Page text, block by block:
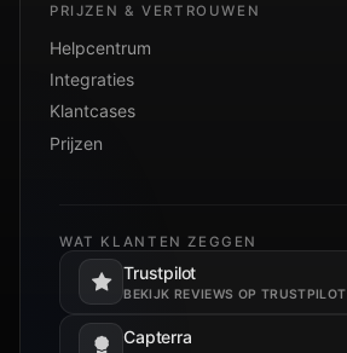
PRIJZEN & VERTROUWEN
Helpcentrum
Integraties
Klantcases
Prijzen
WAT KLANTEN ZEGGEN
Trustpilot
BEKIJK REVIEWS OP TRUSTPILOT
Opent in een nieuw tabblad.
Capterra